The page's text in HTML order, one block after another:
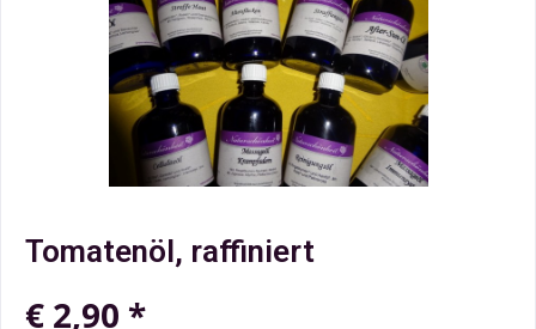
Tomatenöl, raffiniert
€ 2,90 *